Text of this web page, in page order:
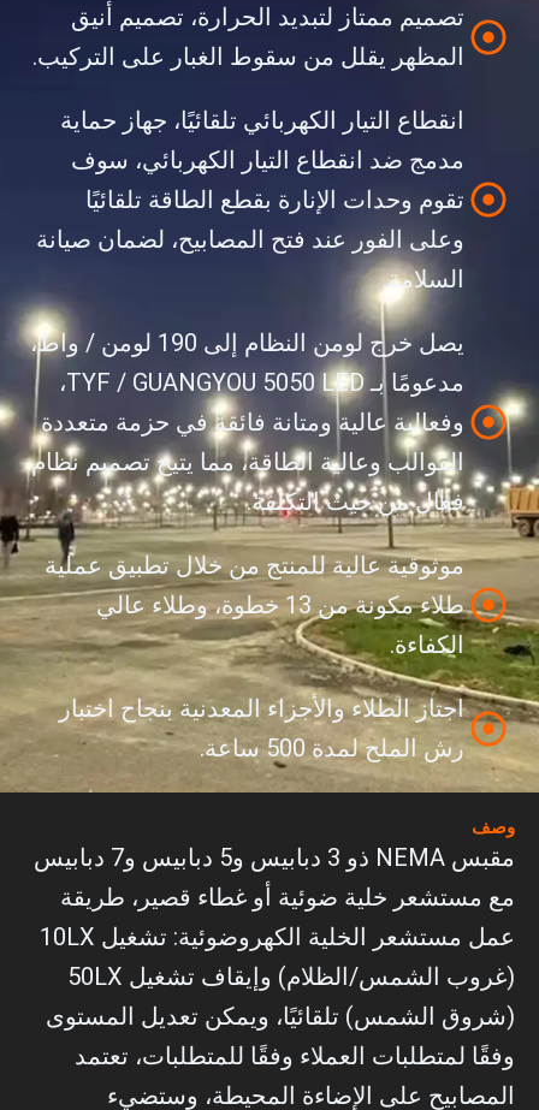
تصميم ممتاز لتبديد الحرارة، تصميم أنيق
المظهر يقلل من سقوط الغبار على التركيب.
انقطاع التيار الكهربائي تلقائيًا، جهاز حماية
مدمج ضد انقطاع التيار الكهربائي، سوف
تقوم وحدات الإنارة بقطع الطاقة تلقائيًا
وعلى الفور عند فتح المصابيح، لضمان صيانة
السلامة.
يصل خرج لومن النظام إلى 190 لومن / واط،
مدعومًا بـ TYF / GUANGYOU 5050 LED،
وفعالية عالية ومتانة فائقة في حزمة متعددة
القوالب وعالية الطاقة، مما يتيح تصميم نظام
فعال من حيث التكلفة.
موثوقية عالية للمنتج من خلال تطبيق عملية
طلاء مكونة من 13 خطوة، وطلاء عالي
الكفاءة.
اجتاز الطلاء والأجزاء المعدنية بنجاح اختبار
رش الملح لمدة 500 ساعة.
وصف
مقبس NEMA ذو 3 دبابيس و5 دبابيس و7 دبابيس
مع مستشعر خلية ضوئية أو غطاء قصير، طريقة
عمل مستشعر الخلية الكهروضوئية: تشغيل 10LX
(غروب الشمس/الظلام) وإيقاف تشغيل 50LX
(شروق الشمس) تلقائيًا، ويمكن تعديل المستوى
وفقًا لمتطلبات العملاء وفقًا للمتطلبات، تعتمد
المصابيح على الإضاءة المحيطة، وستضيء